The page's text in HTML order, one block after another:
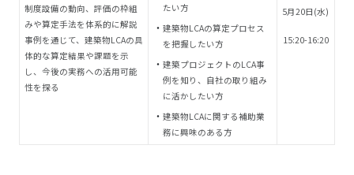
制度設備の動向、評価の枠組
みや算定手法を体系的に解説
事例を通じて、建築物LCAの具
体的な算定結果や課題を示
し、今後の実務への活用可能
性を探る
たい方
建築物LCAの算定プロセス
を把握したい方
建築プロジェクトのLCA事
例を知り、自社の取り組み
に活かしたい方
建築物LCAに関する補助業
務に興味のある方
5月20日(水)
15:20-16:20